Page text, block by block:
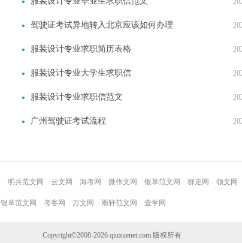
驾驶证考试异地转入北京应该如何办理
服装设计专业求职简历表格
服装设计专业大学生求职信
服装设计专业求职信范文
广州驾驶证考试流程
明兵范文网 云文网 海考网 微作文网 银草范文网 群走网 领文网
银草范文网 考客网 万文网 雨轩范文网 壹学网
Copyright©2008-2026 qiuxuenet.com 版权所有